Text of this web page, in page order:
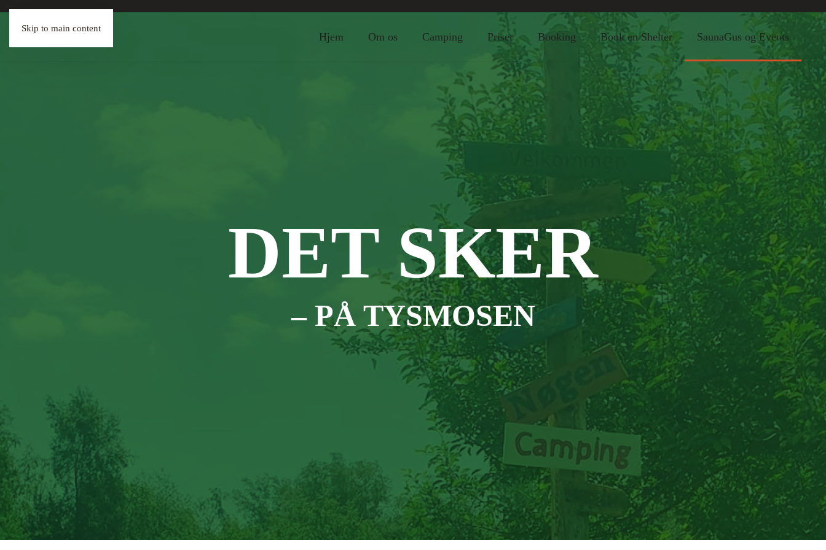
Skip to main content
Hjem Om os Camping Priser Booking Book en Shelter SaunaGus og Events
DET SKER
– PÅ TYSMOSEN